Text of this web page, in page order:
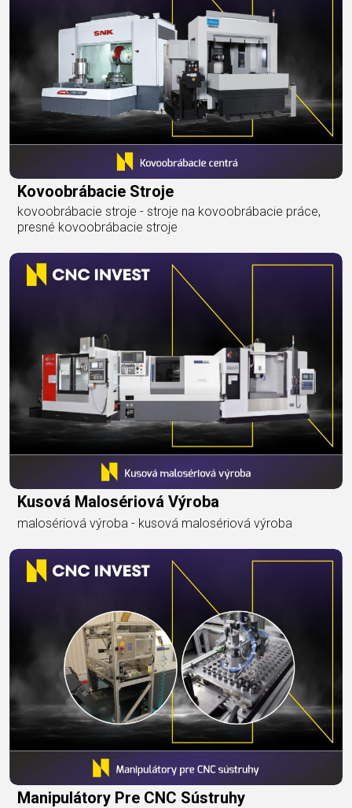
Kovoobrábacie Stroje
kovoobrábacie stroje - stroje na kovoobrábacie práce,
presné kovoobrábacie stroje
Kusová Malosériová Výroba
malosériová výroba - kusová malosériová výroba
Manipulátory Pre CNC Sústruhy